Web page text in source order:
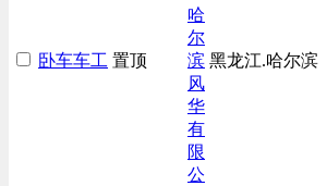
卧车车工 置顶
哈
尔
滨
风
华
有
限
公
黑龙江.哈尔滨